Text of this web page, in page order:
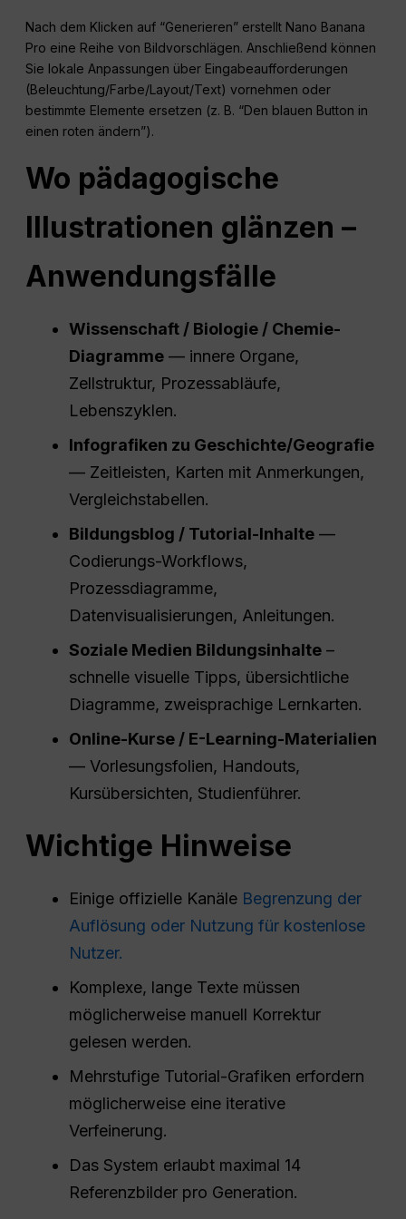
Nach dem Klicken auf “Generieren” erstellt Nano Banana
Pro eine Reihe von Bildvorschlägen. Anschließend können
Sie lokale Anpassungen über Eingabeaufforderungen
(Beleuchtung/Farbe/Layout/Text) vornehmen oder
bestimmte Elemente ersetzen (z. B. “Den blauen Button in
einen roten ändern”).
Wo pädagogische
Illustrationen glänzen –
Anwendungsfälle
Wissenschaft / Biologie / Chemie-
Diagramme — innere Organe,
Zellstruktur, Prozessabläufe,
Lebenszyklen.
Infografiken zu Geschichte/Geografie
— Zeitleisten, Karten mit Anmerkungen,
Vergleichstabellen.
Bildungsblog / Tutorial-Inhalte —
Codierungs-Workflows,
Prozessdiagramme,
Datenvisualisierungen, Anleitungen.
Soziale Medien Bildungsinhalte –
schnelle visuelle Tipps, übersichtliche
Diagramme, zweisprachige Lernkarten.
Online-Kurse / E-Learning-Materialien
— Vorlesungsfolien, Handouts,
Kursübersichten, Studienführer.
Wichtige Hinweise
Einige offizielle Kanäle Begrenzung der
Auflösung oder Nutzung für kostenlose
Nutzer.
Komplexe, lange Texte müssen
möglicherweise manuell Korrektur
gelesen werden.
Mehrstufige Tutorial-Grafiken erfordern
möglicherweise eine iterative
Verfeinerung.
Das System erlaubt maximal 14
Referenzbilder pro Generation.